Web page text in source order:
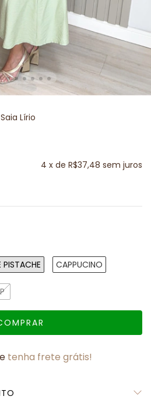
Saia Lírio
4 x de R$37,48 sem juros
PISTACHE CAPPUCINO
P
tenha frete grátis!